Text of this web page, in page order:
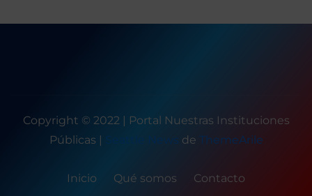
Copyright © 2022 | Portal Nuestras Instituciones
Públicas | Seattle News de ThemeArile
Inicio Qué somos Contacto